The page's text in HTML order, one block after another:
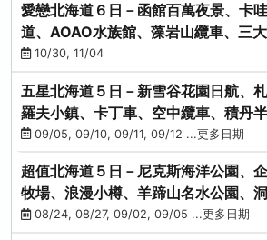
愛戀北海道６日－函館百萬夜景、卡
道、AOAO水族館、藻岩山纜車、三
千歲)
10/30, 11/04
五星北海道５日－新雪谷花園日航、
羅夫小鎮、卡丁車、空中纜車、積丹
和牛螃蟹放題
09/05, 09/10, 09/11, 09/12 ...更多日期
超值北海道５日－尼克斯海洋公園、
牧場、浪漫小樽、羊蹄山名水公園、
會、螃蟹懷石料理
08/24, 08/27, 09/02, 09/05 ...更多日期